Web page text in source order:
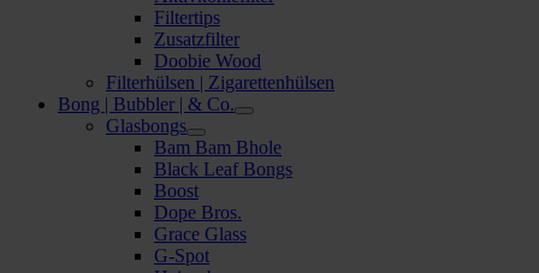
Filtertips
Zusatzfilter
Doobie Wood
Filterhülsen | Zigarettenhülsen
Bong | Bubbler | & Co.
Glasbongs
Bam Bam Bhole
Black Leaf Bongs
Boost
Dope Bros.
Grace Glass
G-Spot